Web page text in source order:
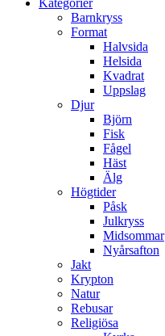
Barnkryss
Format
Halvsida
Helsida
Kvadrat
Uppslag
Djur
Björn
Fisk
Fågel
Häst
Älg
Högtider
Påsk
Julkryss
Midsommar
Nyårsafton
Jakt
Krypton
Natur
Rebusar
Religiösa